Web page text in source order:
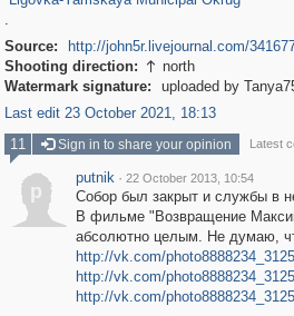
.
Source:
http://john5r.livejournal.com/
Shooting direction:  north
Watermark signature:
uploaded by
Last edit 23 October 2021, 18:13
11
Sign in to share your opinion Latest
p
putnik · 22 October 2013, 10:54
Собор был закрыт и службы в
В фильме "Возвращение
абсолютно целым. Не думаю,
http://vk.com/
http://vk.com/
http://vk.com/